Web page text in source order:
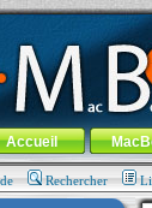
: 100% Apple... 100%
-Aller au menu
général
Accueil
Rechercher